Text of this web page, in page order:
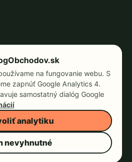
na fungovanie webu. S
zapnúť Google Analytics 4.
samostatný dialóg Google
analytiku
nevyhnutné